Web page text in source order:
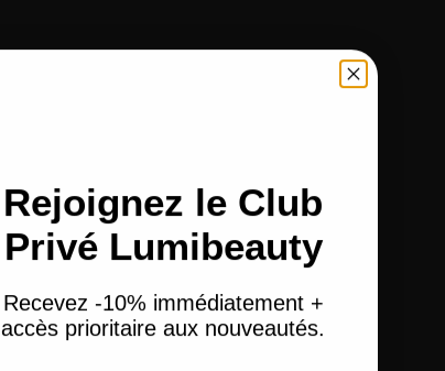
Rejoignez le Club
Privé Lumibeauty
Recevez -10% immédiatement +
accès prioritaire aux nouveautés.